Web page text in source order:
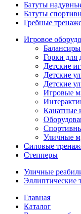
Батуты
Батуты
Гребные
Игровое
Горки для
Детские
Детские
Детские
Игровые
Канатные
Уличные
Силовые
Степперы
Уличные
Эллиптические
Главная
Каталог